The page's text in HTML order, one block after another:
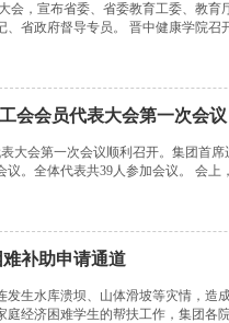
会，宣布省委、省委教育工委、教
省政府督导专员。 晋中健康学院
会会员代表大会第一次会议
大会第一次会议顺利召开。集团首
。全体代表共39人参加会议。 会
补助申请通道
生水库溃坝、山体滑坡等灾情，造
经济困难学生的帮扶工作，集团各